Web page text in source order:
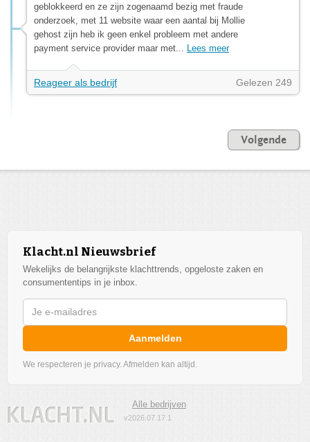
geblokkeerd en ze zijn zogenaamd bezig met fraude
onderzoek, met 11 website waar een aantal bij Mollie
gehost zijn heb ik geen enkel probleem met andere
payment service provider maar met... Lees meer
Reageer als bedrijf Gelezen 249
Volgende
Klacht.nl Nieuwsbrief
Wekelijks de belangrijkste klachttrends, opgeloste zaken en
consumententips in je inbox.
Aanmelden
We respecteren je privacy. Afmelden kan altijd.
Alle bedrijven
v2026.07.17.1